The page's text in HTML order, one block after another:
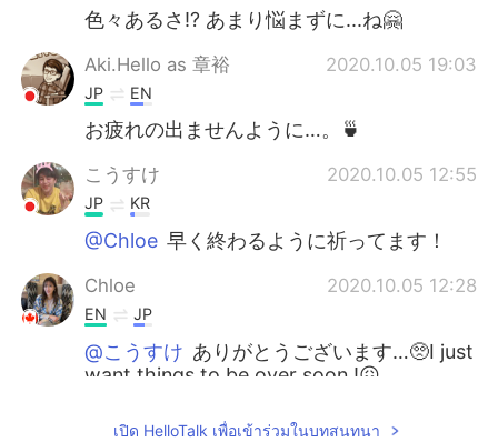
色々あるさ⁉️ あまり悩まずに...ね🤗
Aki.Hello as 章裕 2020.10.05 19:03
JP EN
お疲れの出ませんように…。🍵
こうすけ 2020.10.05 12:55
JP KR
@Chloe 早く終わるように祈ってます！
Chloe 2020.10.05 12:28
EN JP
@こうすけ ありがとうございます…🥺I just
want things to be over soon !😖
こうすけ
เปิด HelloTalk เพื่อเข้าร่วมในบทสนทนา